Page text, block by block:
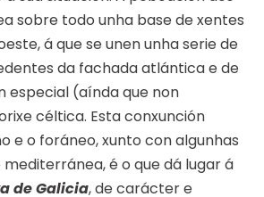
sobre todo unha base de xentes
á que se unen unha serie de
da fachada atlántica e de
especial (aínda que non
céltica. Esta conxunción
e o foráneo, xunto con algunhas
é o que dá lugar á
de Galicia, de carácter e